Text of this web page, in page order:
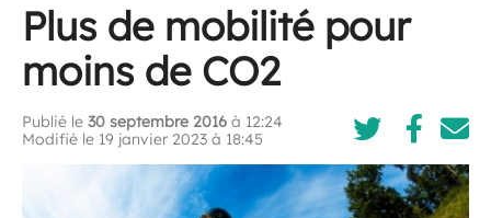
Plus de mobilité pour
moins de CO2
Publié le 30 septembre 2016 à 12:24
Modifié le 19 janvier 2023 à 18:45